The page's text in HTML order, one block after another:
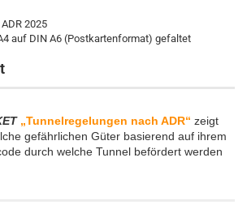
2025
auf DIN A6 (Postkartenformat) gefaltet
„Tunnelregelungen nach ADR“ zeigt
gefährlichen Güter basierend auf ihrem
durch welche Tunnel befördert werden